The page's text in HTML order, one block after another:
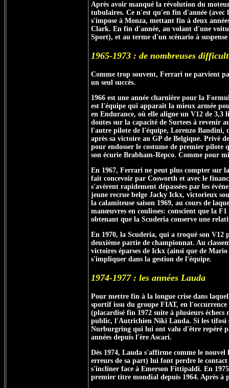
Après avoir manqué la révolution du moteur
tubulaires. Ce n'est qu'en fin d'année
s'impose à Monza, mettant fin à deux
Clark. En fin d'année, au volant d'une
Sport), et au terme d'un scénario à
1965-1973 : de nombreuses
Comme trop souvent, Ferrari ne parvient
un seul succès.
1966 est une année charnière pour la
est l'équipe qui apparaît la mieux armée
en Endurance, où elle aligne un V12 de
doutes sur la capacité de Surtees à revenir
l'autre pilote de l'équipe, Lorenzo Bandini,
après sa victoire au GP de Belgique. Privé
pour endosser le costume de premier
son écurie Brabham-Repco. Comme pour
En 1967, Ferrari ne peut plus compter sur
fait concevoir par Cosworth et avec le
s'avèrent rapidement dépassées par les
jeune recrue belge Jacky Ickx, victorieux
la calamiteuse saison 1969, au cours de
manœuvres en coulisses: conscient que la
obtenant que la Scuderia conserve une
En 1970, la Scuderia, qui a troqué son
deuxième partie de championnat. Au
victoires éparses de Ickx (ainsi que de
s'impliquer dans la gestion de l'équipe.
1974-1977 : les années Lauda
Pour mettre fin à la longue crise dans
sportif issu du groupe FIAT, en
(placardisé fin 1972 suite à plusieurs
public, l'Autrichien Niki Lauda. Si les tifosi
Nurburgring qui lui ont valu d'être repéré
années depuis l'ère Ascari.
Dès 1974, Lauda s'affirme comme le
erreurs de sa part) lui font perdre le
s'incliner face à Emerson Fittipaldi. En
premier titre mondial depuis 1964. Après à